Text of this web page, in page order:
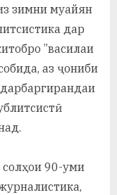
зимни муайян
дар
”василаи
аз ҷониби
дарбаргирандаи
солҳои 90-уми